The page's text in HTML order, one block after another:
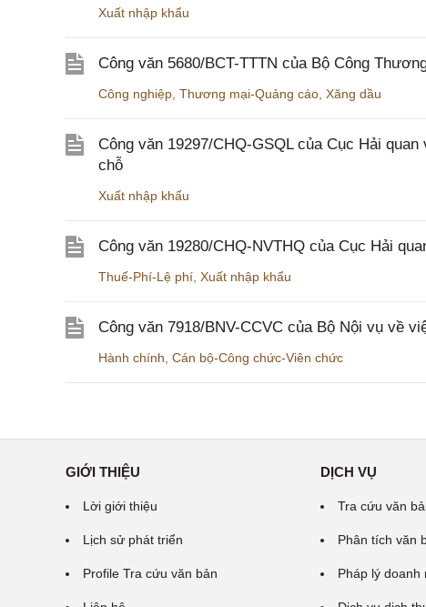
Xuất nhập khẩu
Công văn 5680/BCT-TTTN của Bộ Công
Công nghiệp Thương mại-Quảng cáo Xăng dầu
Công văn 19297/CHQ-GSQL của Cục Hải
chỗ
Xuất nhập khẩu
Công văn 19280/CHQ-NVTHQ của Cục Hải
Thuế-Phí-Lệ phí Xuất nhập khẩu
Công văn 7918/BNV-CCVC của Bộ Nội vụ về
Hành chính Cán bộ-Công chức-Viên chức
GIỚI THIỆU
Lời giới thiệu
Lịch sử phát triển
Profile Tra cứu văn bản
DỊCH VỤ
Tra cứu văn
Phân tích văn
Pháp lý doanh